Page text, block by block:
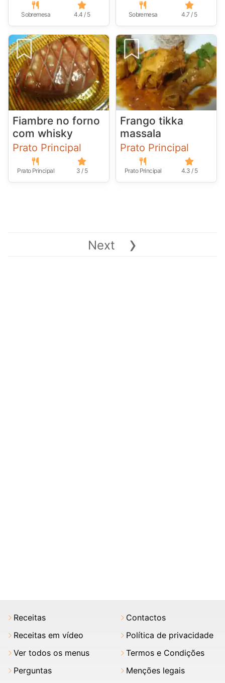
Sobremesa 4.4 / 5 Sobremesa 4.7 / 5
Fiambre no forno
com whisky
Prato Principal
Prato Principal 3 / 5
Frango tikka
massala
Prato Principal
Prato Principal 4.3 / 5
Next ›
Receitas
Receitas em vídeo
Ver todos os menus
Perguntas
Contactos
Política de privacidade
Termos e Condições
Menções legais